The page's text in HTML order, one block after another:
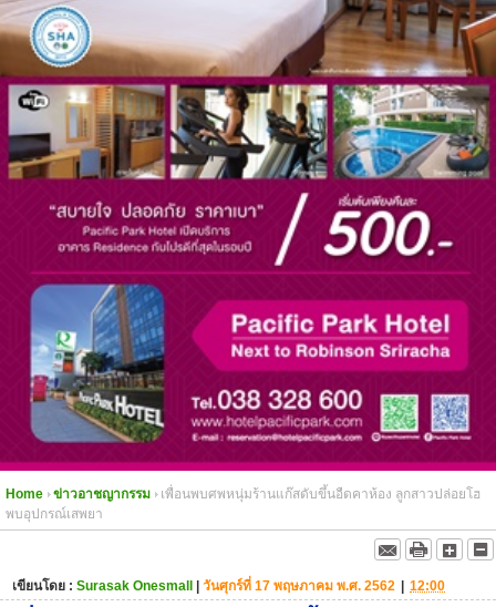
Home ข่าวอาชญากรรม
เพื่อนพบศพหนุ่มร้านแก๊สดับขึ้นอืดคาห้อง ลูกสาวปล่อยโฮ
พบอุปกรณ์เสพยา
เขียนโดย : Surasak Onesmall | วันศุกร์ที่ 17 พฤษภาคม พ.ศ. 2562 | 12:00